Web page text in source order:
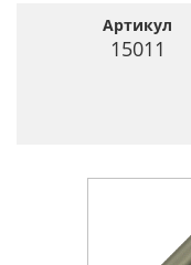
Артикул
15011